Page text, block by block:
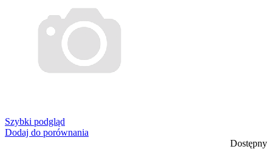
Szybki podgląd
Dodaj do porównania
Dostępny